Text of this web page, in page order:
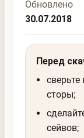
Обновлено
30.07.2018
Перед
сторы;
сейвов;